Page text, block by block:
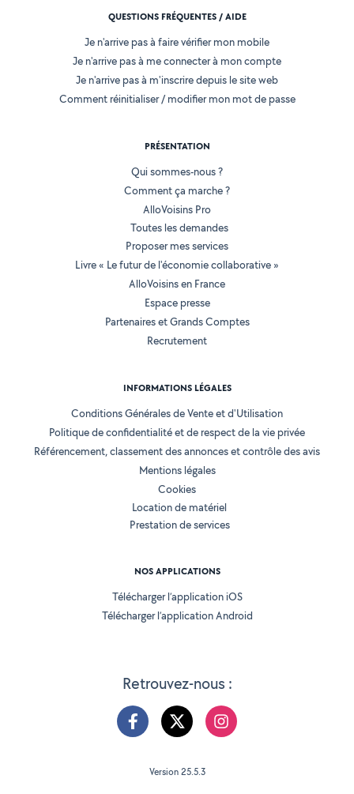
Retrouvez-nous :
QUESTIONS FRÉQUENTES / AIDE
Je n'arrive pas à faire vérifier mon mobile
Je n'arrive pas à me connecter à mon compte
Je n'arrive pas à m'inscrire depuis le site web
Comment réinitialiser / modifier mon mot de passe
PRÉSENTATION
Qui sommes-nous ?
Comment ça marche ?
AlloVoisins Pro
Toutes les demandes
Proposer mes services
Livre « Le futur de l'économie collaborative »
AlloVoisins en France
Espace presse
Partenaires et Grands Comptes
Recrutement
INFORMATIONS LÉGALES
Conditions Générales de Vente et d'Utilisation
Politique de confidentialité et de respect de la vie privée
Référencement, classement des annonces et contrôle des avis
Mentions légales
Cookies
Location de matériel
Prestation de services
NOS APPLICATIONS
Télécharger l’application iOS
Télécharger l’application Android
Version 25.5.3